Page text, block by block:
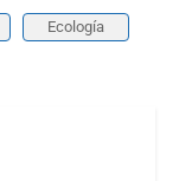
Ecología